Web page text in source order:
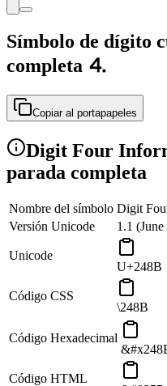
Símbolo de dígito
completa ⒋
Copiar al portapapeles
Digit Four
parada completa
Nombre del símbolo Digit
Versión Unicode
1.1
Unicode
U+248B
Código CSS
\248B
Código Hexadecimal
Código HTML